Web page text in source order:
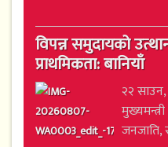
विपन्न समुदायको
प्राथमिकता: बानियाँ
२२ साउन,
जनजाति,